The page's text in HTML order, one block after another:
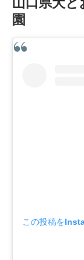
園
この投稿を